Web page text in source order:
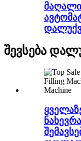
შევსება